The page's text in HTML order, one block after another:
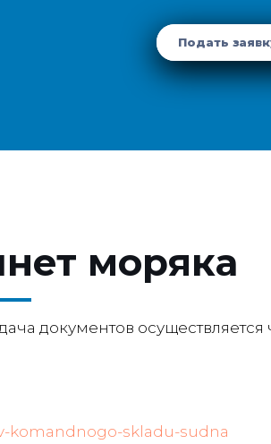
Подать
моряка
документов осуществляется
komandnogo-skladu-sudna